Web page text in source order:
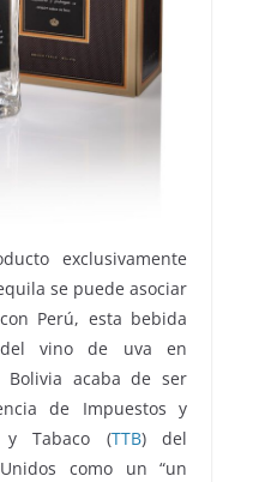
exclusivamente
se puede asociar
Perú, esta bebida
del vino de uva en
Bolivia acaba de ser
de Impuestos y
y Tabaco (TTB) del
como un “un